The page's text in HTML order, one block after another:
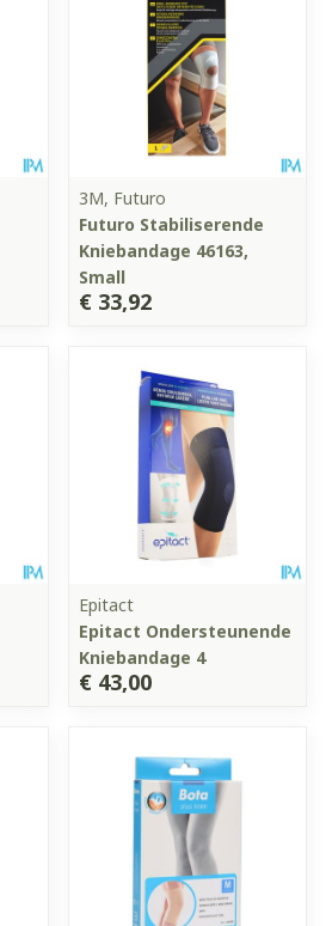
3M, Futuro
Futuro Stabiliserende
Kniebandage 46163,
Small
€ 33,92
Epitact
Epitact Ondersteunende
Kniebandage 4
€ 43,00